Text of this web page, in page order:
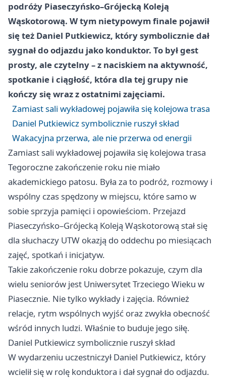
podróży Piaseczyńsko–Grójecką Koleją
Wąskotorową. W tym nietypowym finale pojawił
się też Daniel Putkiewicz, który symbolicznie dał
sygnał do odjazdu jako konduktor. To był gest
prosty, ale czytelny – z naciskiem na aktywność,
spotkanie i ciągłość, która dla tej grupy nie
kończy się wraz z ostatnimi zajęciami.
Zamiast sali wykładowej pojawiła się kolejowa trasa
Daniel Putkiewicz symbolicznie ruszył skład
Wakacyjna przerwa, ale nie przerwa od energii
Zamiast sali wykładowej pojawiła się kolejowa trasa
Tegoroczne zakończenie roku nie miało
akademickiego patosu. Była za to podróż, rozmowy i
wspólny czas spędzony w miejscu, które samo w
sobie sprzyja pamięci i opowieściom. Przejazd
Piaseczyńsko–Grójecką Koleją Wąskotorową stał się
dla słuchaczy UTW okazją do oddechu po miesiącach
zajęć, spotkań i inicjatyw.
Takie zakończenie roku dobrze pokazuje, czym dla
wielu seniorów jest Uniwersytet Trzeciego Wieku w
Piasecznie. Nie tylko wykłady i zajęcia. Również
relacje, rytm wspólnych wyjść oraz zwykła obecność
wśród innych ludzi. Właśnie to buduje jego siłę.
Daniel Putkiewicz symbolicznie ruszył skład
W wydarzeniu uczestniczył Daniel Putkiewicz, który
wcielił się w rolę konduktora i dał sygnał do odjazdu.